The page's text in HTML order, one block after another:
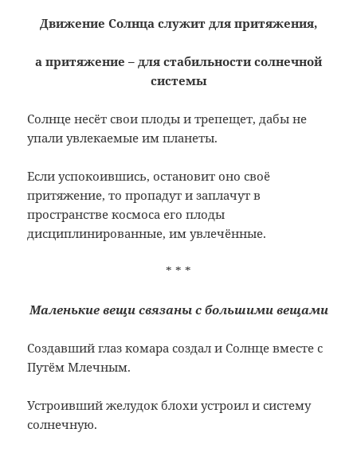
Движение Солнца служит для притяжения,
а притяжение – для стабильности солнечной
системы
Солнце несёт свои плоды и трепещет, дабы не
упали увлекаемые им планеты.
Если успокоившись, остановит оно своё
притяжение, то пропадут и заплачут в
пространстве космоса его плоды
дисциплинированные, им увлечённые.
* * *
Маленькие вещи связаны с большими вещами
Создавший глаз комара создал и Солнце вместе с
Путём Млечным.
Устроивший желудок блохи устроил и систему
солнечную.